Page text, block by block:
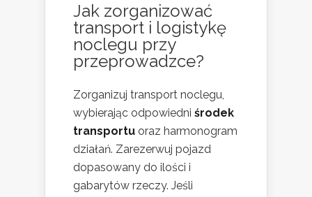
Jak zorganizować
transport i logistykę
noclegu przy
przeprowadzce?
Zorganizuj transport noclegu,
wybierając odpowiedni środek
transportu oraz harmonogram
działań. Zarezerwuj pojazd
dopasowany do ilości i
gabarytów rzeczy. Jeśli